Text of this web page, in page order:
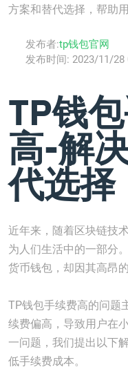
方案和替代选择，帮助
发布者:tp钱包官网
发布时间: 2023/11/28
TP钱
高-解
代选择
近年来，随着区块链技
为人们生活中的一部分
货币钱包，却因其高昂
TP钱包手续费高的问题
续费偏高，导致用户在
一问题，我们提出以下
低手续费成本。